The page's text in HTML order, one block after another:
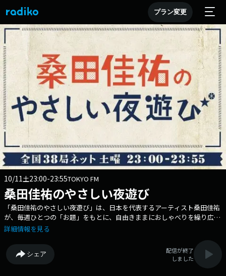
プラン変更
10/11土23:00-23:55TOKYO FM
桑田佳祐のやさしい夜遊び
「桑田佳祐のやさしい夜遊び」は、日本を代表するアーティスト桑田佳祐
が、毎週ひとつの「お題」をもとに、自由きままにおしゃべりを繰り広げ
る番組です。 時にはアカデミックに音楽講座をおっぴろげたり、時には
ルなど、気まぐれ企画で出たとこ勝負。その上、ほとんどが生放送と言
う、やる気満タンのプログラム。 番組終盤には、桑田佳祐自らギター片
手に歌う、生歌コーナーもあります。これは他では聞けない超レアな生
詳細情報を見る
シェア
配信が終了
しました